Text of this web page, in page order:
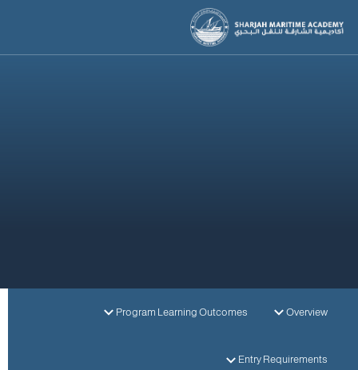
Overview
Program Learning Outcomes
Entry Requirements